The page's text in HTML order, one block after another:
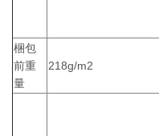
梱包
前重
量
218g/m2